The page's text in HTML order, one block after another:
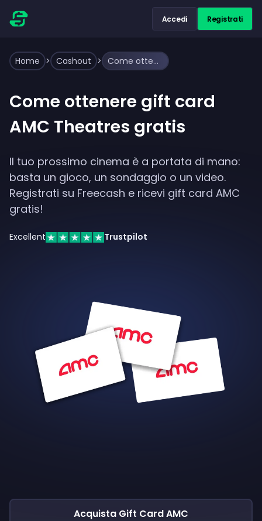
Accedi Registrati
Home > Cashout > Come ottenere gift card AMC Theatres gratis
Come ottenere gift card
AMC Theatres gratis
Il tuo prossimo cinema è a portata di mano:
basta un gioco, un sondaggio o un video.
Registrati su Freecash e ricevi gift card AMC
gratis!
Excellent Trustpilot
Acquista Gift Card AMC